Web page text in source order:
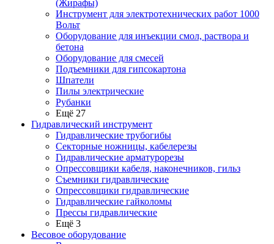
(Жирафы)
Инструмент для электротехнических работ 1000
Вольт
Оборудование для инъекции смол, раствора и
бетона
Оборудование для смесей
Подъемники для гипсокартона
Шпатели
Пилы электрические
Рубанки
Ещё 27
Гидравлический инструмент
Гидравлические трубогибы
Секторные ножницы, кабелерезы
Гидравлические арматурорезы
Опрессовщики кабеля, наконечников, гильз
Съемники гидравлические
Опрессовщики гидравлические
Гидравлические гайколомы
Прессы гидравлические
Ещё 3
Весовое оборудование